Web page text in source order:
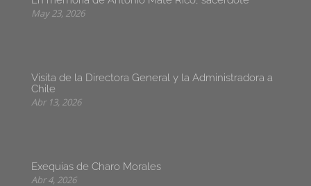
May 23, 2026
Visita de la Directora General y la Administradora a
Chile
Abr 13, 2026
Exequias de Charo Morales
Abr 4, 2026